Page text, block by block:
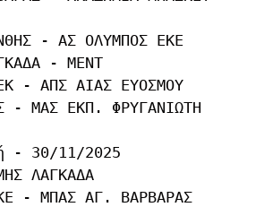
- ΑΣ ΟΛΥΜΠΟΣ ΕΚΕ
- ΜΕΝΤ
- ΑΠΣ ΑΙΑΣ ΕΥΟΣΜΟΥ
- ΜΑΣ ΕΚΠ. ΦΡΥΓΑΝΙΩΤΗ
- 30/11/2025
ΛΑΓΚΑΔΑ
- ΜΠΑΣ ΑΓ. ΒΑΡΒΑΡΑΣ